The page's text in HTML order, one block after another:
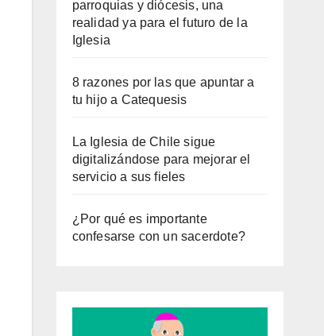
parroquias y diócesis, una
realidad ya para el futuro de la
Iglesia
8 razones por las que apuntar a
tu hijo a Catequesis
La Iglesia de Chile sigue
digitalizándose para mejorar el
servicio a sus fieles
¿Por qué es importante
confesarse con un sacerdote?